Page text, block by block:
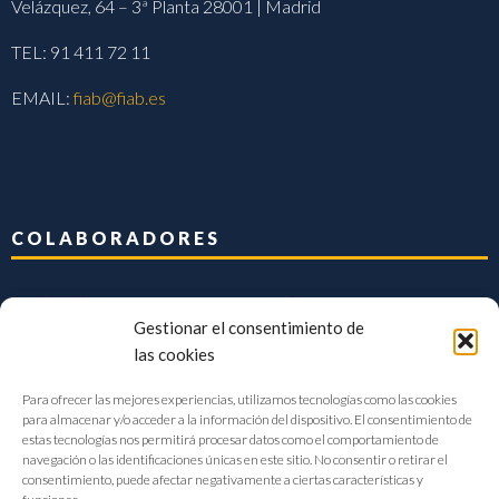
Gestionar el consentimiento de
las cookies
Para ofrecer las mejores experiencias, utilizamos tecnologías como las cookies
para almacenar y/o acceder a la información del dispositivo. El consentimiento de
estas tecnologías nos permitirá procesar datos como el comportamiento de
navegación o las identificaciones únicas en este sitio. No consentir o retirar el
consentimiento, puede afectar negativamente a ciertas características y
Velázquez, 64 – 3ª Planta 28001 | Madrid
TEL: 91 411 72 11
EMAIL:fiab@fiab.es
COLABORADORES